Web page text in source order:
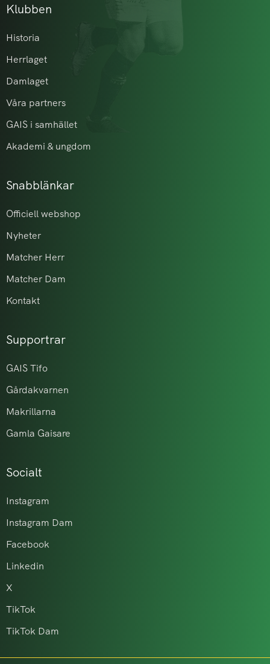
Klubben
Historia
Herrlaget
Damlaget
Våra partners
GAIS i samhället
Akademi & ungdom
Snabblänkar
Officiell webshop
Nyheter
Matcher Herr
Matcher Dam
Kontakt
Supportrar
GAIS Tifo
Gårdakvarnen
Makrillarna
Gamla Gaisare
Socialt
Instagram
Instagram Dam
Facebook
Linkedin
X
TikTok
TikTok Dam